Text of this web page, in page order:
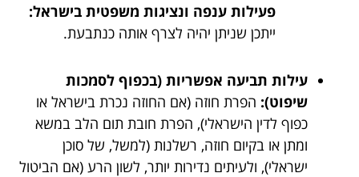
פעילות ענפה ונציגות משפטית בישראל:
ייתכן שניתן יהיה לצרף אותה כנתבעת.
עילות תביעה אפשריות (בכפוף לסמכות
שיפוט): הפרת חוזה (אם החוזה נכרת בישראל או
כפוף לדין הישראלי), הפרת חובת תום הלב במשא
ומתן או בקיום חוזה, רשלנות (למשל, של סוכן
ישראלי), ולעיתים נדירות יותר, לשון הרע (אם הביטול